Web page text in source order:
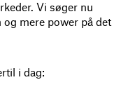
Vi søger nu
mere power på det
i dag: